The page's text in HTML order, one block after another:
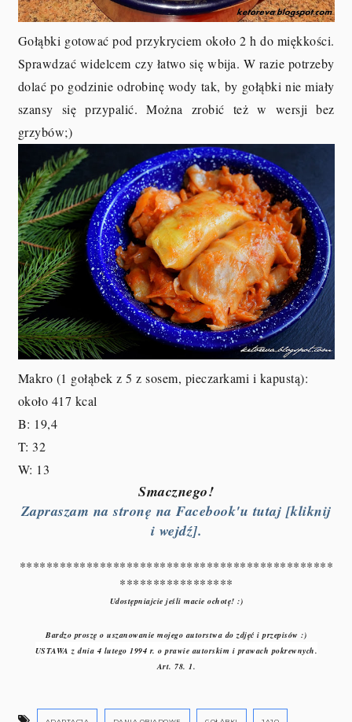
Gołąbki gotować pod przykryciem około 2 h do miękkości.
Sprawdzać widelcem czy łatwo się wbija. W razie potrzeby
dolać po godzinie odrobinę wody tak, by gołąbki nie miały
szansy się przypalić. Można zrobić też w wersji bez
grzybów;)
Makro (1 gołąbek z 5 z sosem, pieczarkami i kapustą):
około 417 kcal
B: 19,4
T: 32
W: 13
Smacznego!
Zapraszam na stronę na Facebook'u tutaj [kliknij
i wejdź].
***********************************************
*****************
Udostępniajcie jeśli macie ochotę! :)
Bardzo proszę o uszanowanie mojego autorstwa do zdjęć i przepisów :)
USTAWA z dnia 4 lutego 1994 r. o prawie autorskim i prawach pokrewnych.
Art. 78. 1.